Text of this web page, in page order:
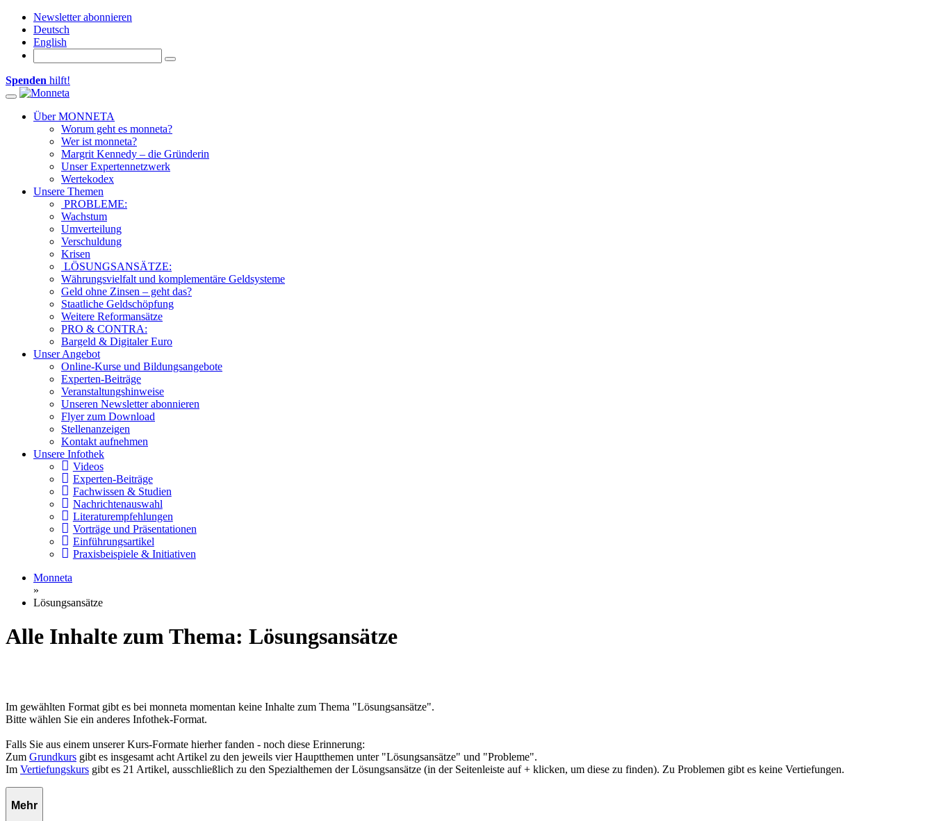
Newsletter abonnieren
Deutsch
English
Spenden hilft!
Toggle navigation
Über MONNETA
Worum geht es monneta?
Wer ist monneta?
Margrit Kennedy – die Gründerin
Unser Expertennetzwerk
Wertekodex
Unsere Themen
PROBLEME:
Wachstum
Umverteilung
Verschuldung
Krisen
LÖSUNGSANSÄTZE:
Währungsvielfalt und komplementäre Geldsysteme
Geld ohne Zinsen – geht das?
Staatliche Geldschöpfung
Weitere Reformansätze
PRO & CONTRA:
Bargeld & Digitaler Euro
Unser Angebot
Online-Kurse und Bildungsangebote
Experten-Beiträge
Veranstaltungshinweise
Unseren Newsletter abonnieren
Flyer zum Download
Stellenanzeigen
Kontakt aufnehmen
Unsere Infothek
Videos
Experten-Beiträge
Fachwissen & Studien
Nachrichtenauswahl
Literaturempfehlungen
Vorträge und Präsentationen
Einführungsartikel
Praxisbeispiele & Initiativen
Monneta
»
Lösungsansätze
Alle Inhalte zum Thema: Lösungsansätze
Im gewählten Format gibt es bei monneta momentan keine Inhalte zum Thema "Lösungsansätze".
Bitte wählen Sie ein anderes Infothek-Format.
Falls Sie aus einem unserer Kurs-Formate hierher fanden - noch diese Erinnerung:
Zum Grundkurs gibt es insgesamt acht Artikel zu den jeweils vier Hauptthemen unter "Lösungsansätze" und "Probleme".
Im Vertiefungskurs gibt es 21 Artikel, ausschließlich zu den Spezialthemen der Lösungsansätze (in der Seitenleiste auf + klicken, um diese zu finden). Zu Problemen gibt es keine Vertiefungen.
Mehr